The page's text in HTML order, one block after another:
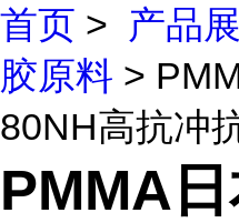
首页 > 产品
胶原料 >
80NH高抗冲
PMMA